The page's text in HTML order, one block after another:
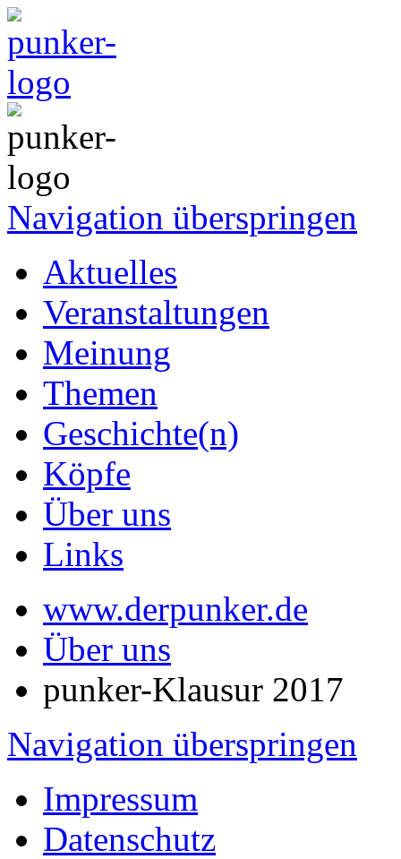
Navigation überspringen
Aktuelles
Veranstaltungen
Meinung
Themen
Geschichte(n)
Köpfe
Über uns
Links
www.derpunker.de
Über uns
punker-Klausur 2017
Navigation überspringen
Impressum
Datenschutz